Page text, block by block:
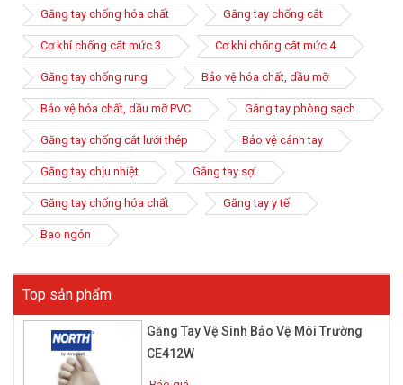
Găng tay phòng sạch là loại găng tay được sử dụng tại điều kiện
phòng sạch, đó có thể là phòng nghiên cứu, bệnh viện, phòng
đảm bảo sạch cho môi trường làm việc cũng như đối với bàn
Găng tay này thường được làm bằng cao su có khả năng chống
Găng tay chống hóa chất Găng tay chống cắt
Cơ khí chống cắt mức 3 Cơ khí chống cắt mức 4
Găng tay chống rung Bảo vệ hóa chất, dầu mỡ
Bảo vệ hóa chất, dầu mỡ PVC Găng tay phòng sạch
Găng tay chống cắt lưới thép Bảo vệ cánh tay
Găng tay chịu nhiệt Găng tay sợi
Găng tay chống hóa chất Găng tay y tế
Bao ngón
Top sản phẩm
Găng Tay Vệ Sinh Bảo Vệ Môi Trường
CE412W